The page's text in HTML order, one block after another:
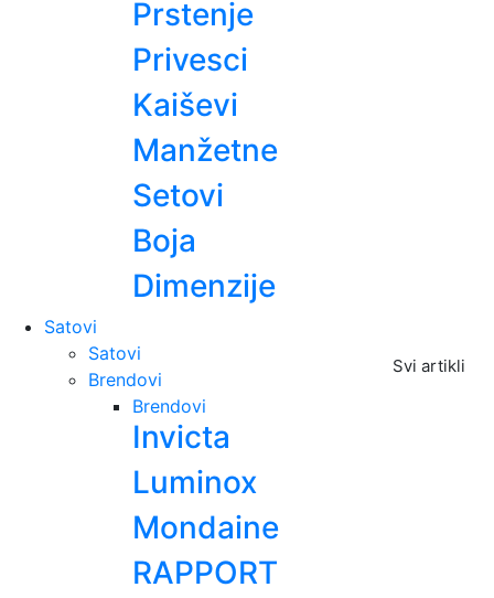
Prstenje
Privesci
Kaiševi
Manžetne
Setovi
Boja
Dimenzije
Satovi
Svi artikli
Satovi
Brendovi
Brendovi
Invicta
Luminox
Mondaine
RAPPORT